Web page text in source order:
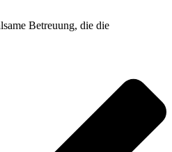
Betreuung, die die